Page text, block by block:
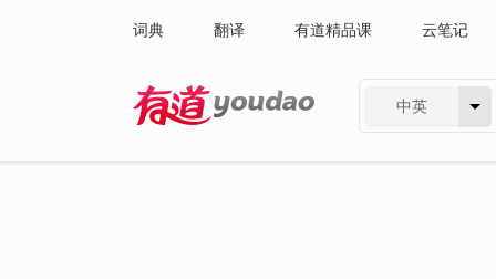
词典 翻译 有道精品课 云笔记
中英